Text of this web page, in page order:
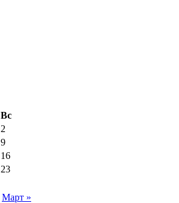
Вс
2
9
16
23
Март »